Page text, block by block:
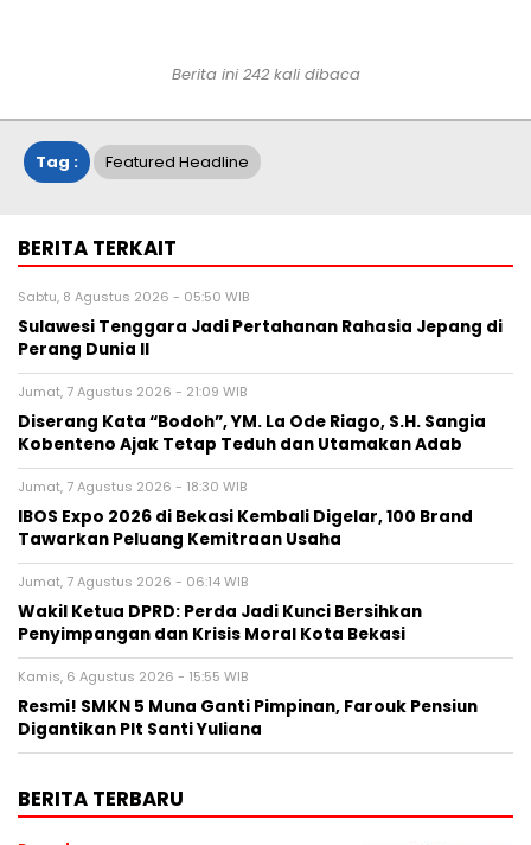
Berita ini 242 kali dibaca
Tag : Featured Headline
BERITA TERKAIT
Sabtu, 8 Agustus 2026 - 05:50 WIB
Sulawesi Tenggara Jadi Pertahanan Rahasia Jepang di
Perang Dunia II
Jumat, 7 Agustus 2026 - 21:09 WIB
Diserang Kata “Bodoh”, YM. La Ode Riago, S.H. Sangia
Kobenteno Ajak Tetap Teduh dan Utamakan Adab
Jumat, 7 Agustus 2026 - 18:30 WIB
IBOS Expo 2026 di Bekasi Kembali Digelar, 100 Brand
Tawarkan Peluang Kemitraan Usaha
Jumat, 7 Agustus 2026 - 06:14 WIB
Wakil Ketua DPRD: Perda Jadi Kunci Bersihkan
Penyimpangan dan Krisis Moral Kota Bekasi
Kamis, 6 Agustus 2026 - 15:55 WIB
Resmi! SMKN 5 Muna Ganti Pimpinan, Farouk Pensiun
Digantikan Plt Santi Yuliana
BERITA TERBARU